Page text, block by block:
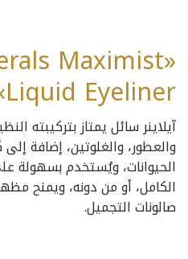
Maximist
Liquid Eyeliner»:
آيلاينر سائل يمتاز بتركيبته
والعطور، والغلوتين، إضافة إلى
الحيوانات، ويُستخدم بسهولة
الكامل، أو من دونه، ويمنح
صالونات التجميل.